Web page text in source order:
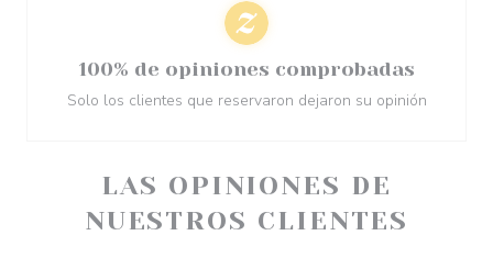
LAS OPINIONES DE
NUESTROS CLIENTES
100% de opiniones comprobadas
Solo los clientes que reservaron dejaron su opinión